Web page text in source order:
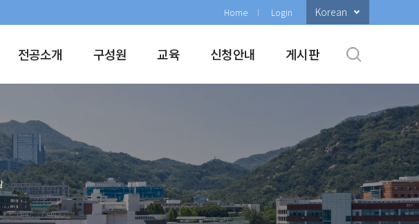
Home Login Korean
전공소개 구성원 교육 신청안내 게시판